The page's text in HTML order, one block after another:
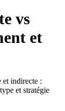
vs
et
et indirecte :
et stratégie